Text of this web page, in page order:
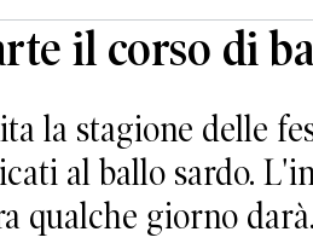
il corso di
la stagione delle
al ballo sardo.
qualche giorno